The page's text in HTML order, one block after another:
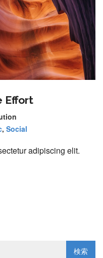
Effort
, Social
adipiscing elit.